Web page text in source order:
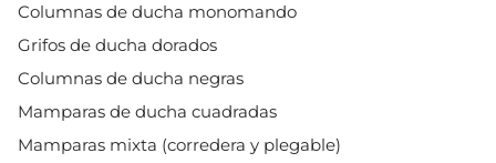
Columnas de ducha monomando
Grifos de ducha dorados
Columnas de ducha negras
Mamparas de ducha cuadradas
Mamparas mixta (corredera y plegable)